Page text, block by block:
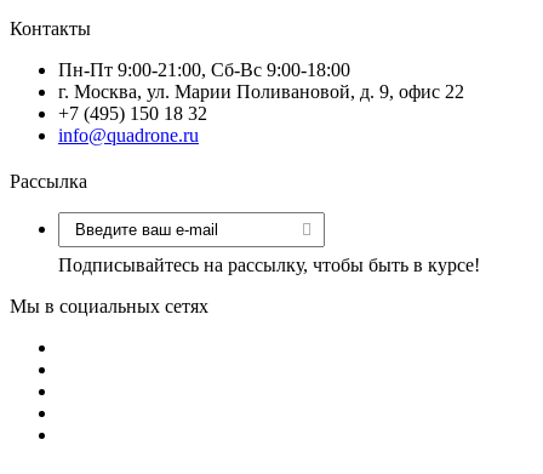
Контакты
Пн-Пт 9:00-21:00, Сб-Вс 9:00-18:00
г. Москва, ул. Марии Поливановой, д. 9, офис 22
+7 (495) 150 18 32
info@quadrone.ru
Рассылка
Подписывайтесь на рассылку, чтобы быть в курсе!
Мы в социальных сетях